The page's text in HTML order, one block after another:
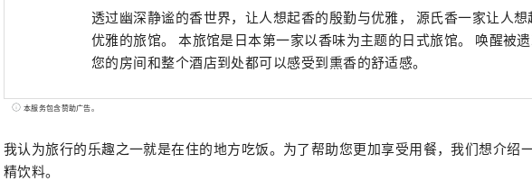
透过幽深静谧的香世界，让人想起香的殷勤与优雅， 源氏香一家让人
优雅的旅馆。 本旅馆是日本第一家以香味为主题的日式旅馆。 唤醒被遗
您的房间和整个酒店到处都可以感受到熏香的舒适感。
本服务包含赞助广告。
我认为旅行的乐趣之一就是在住的地方吃饭。为了帮助您更加享受用餐，我们想介绍
精饮料。